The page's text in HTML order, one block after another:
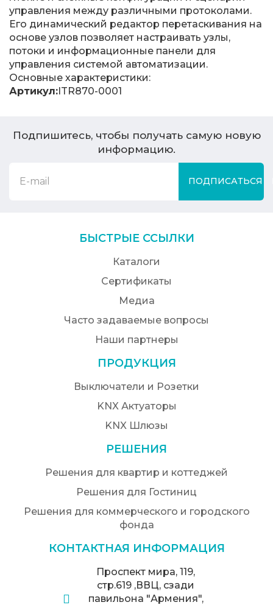
управления между различными протоколами.
Его динамический редактор перетаскивания на
основе узлов позволяет настраивать узлы,
потоки и информационные панели для
управления системой автоматизации.
Основные характеристики:
Артикул:ITR870-0001
Подпишитесь, чтобы получать самую новую
информацию.
ПОДПИСАТЬСЯ
БЫСТРЫЕ ССЫЛКИ
Каталоги
Сертификаты
Медиа
Часто задаваемые вопросы
Наши партнеры
ПРОДУКЦИЯ
Выключатели и Розетки
KNX Актуаторы
KNX Шлюзы
РЕШЕНИЯ
Решения для квартир и коттеджей
Решения для Гостиниц
Решения для коммерческого и городского
фонда
КОНТАКТНАЯ ИНФОРМАЦИЯ
Проспект мира, 119,
стр.619 ,ВВЦ, сзади
павильона "Армения",